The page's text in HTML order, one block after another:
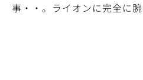
事・・。ライオンに完全に腕